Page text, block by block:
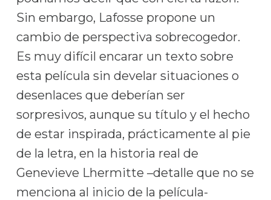
Sin embargo, Lafosse propone un
cambio de perspectiva sobrecogedor.
Es muy difícil encarar un texto sobre
esta película sin develar situaciones o
desenlaces que deberían ser
sorpresivos, aunque su título y el hecho
de estar inspirada, prácticamente al pie
de la letra, en la historia real de
Genevieve Lhermitte –detalle que no se
menciona al inicio de la película-